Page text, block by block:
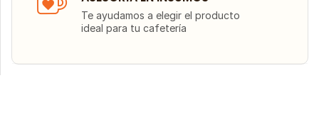
Te ayudamos a elegir el producto
ideal para tu cafetería